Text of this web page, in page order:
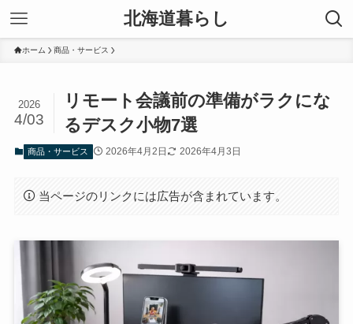
北海道暮らし
ホーム 商品・サービス
リモート会議前の準備がラクにな
るデスク小物7選
2026
4/03
商品・サービス 2026年4月2日 2026年4月3日
当ページのリンクには広告が含まれています。